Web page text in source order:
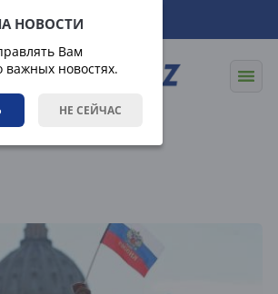
НОВОСТИ
Вам
важных новостях.
НЕ СЕЙЧАС